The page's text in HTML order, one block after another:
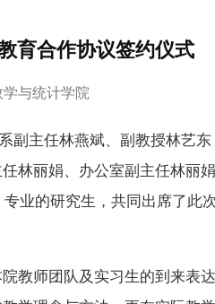
育合作协议签约仪式
与统计学院
副主任林燕斌、副教授林艺
林丽娟、办公室副主任林丽
业的研究生，共同出席了此
教师团队及实习生的到来表